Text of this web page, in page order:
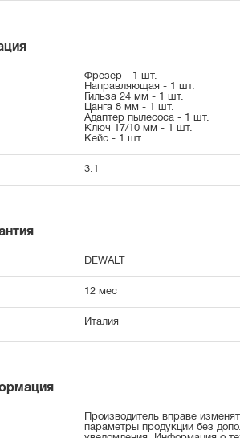
Фрезер - 1 шт.
Направляющая - 1 шт.
Гильза 24 мм - 1 шт.
Цанга 8 мм - 1 шт.
Адаптер пылесоса - 1 шт.
Ключ 17/10 мм - 1 шт.
Кейс - 1 шт
3.1
DEWALT
12 мес
Италия
Производитель вправе
параметры продукции без